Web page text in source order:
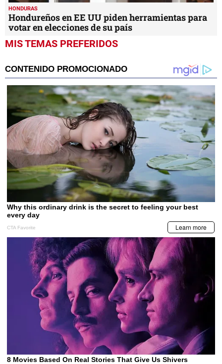
HONDURAS
Hondureños en EE UU piden herramientas para
votar en elecciones de su país
MIS TEMAS PREFERIDOS